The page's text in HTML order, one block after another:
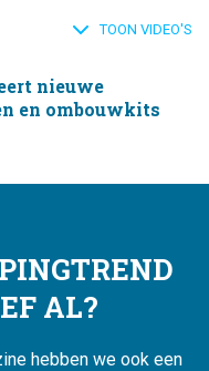
TOON VIDEO'S
nieuwe
en ombouwkits
AL?
hebben we ook een